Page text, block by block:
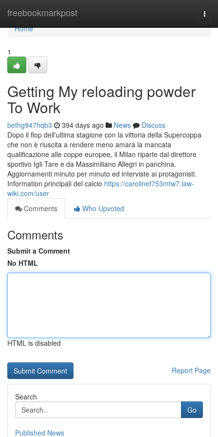
freebookmarkpost
Home
Home
1
Getting My reloading powder
To Work
bethg947hqb3 394 days ago News
Discuss
Dopo il flop dell'ultima stagione con la vittoria della Supercoppa
che non è riuscita a rendere meno amara la mancata
qualificazione alle coppe europee, il Milan riparte dal direttore
sportivo Igli Tare e da Massimiliano Allegri in panchina.
Aggiornamenti minuto per minuto ed interviste ai protagonisti.
Information principali del calcio https://carolinef753mtw7.law-
wiki.com/user
Comments
Who Upvoted
Comments
Submit a Comment
No HTML
HTML is disabled
Report Page
Search
Go
Published News